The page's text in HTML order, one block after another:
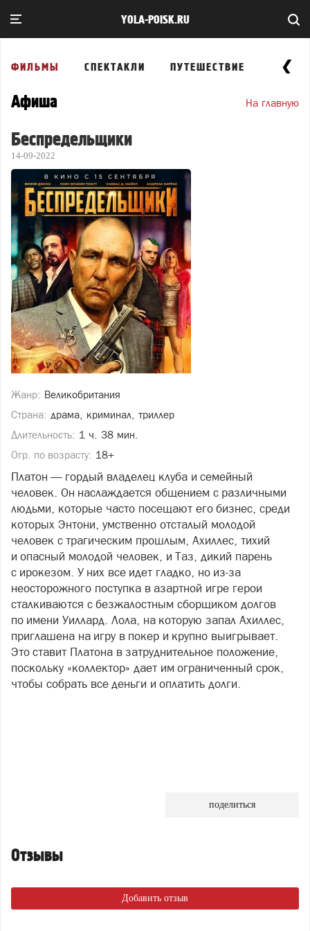
YOLA-POISK.RU
ФИЛЬМЫ СПЕКТАКЛИ ПУТЕШЕСТВИЕ
Афиша На главную
Беспредельщики
14-09-2022
Жанр: Великобритания
Страна: драма, криминал, триллер
Длительность: 1 ч. 38 мин.
Огр. по возрасту: 18+
Платон — гордый владелец клуба и семейный
человек. Он наслаждается общением с различными
людьми, которые часто посещают его бизнес, среди
которых Энтони, умственно отсталый молодой
человек с трагическим прошлым, Ахиллес, тихий
и опасный молодой человек, и Таз, дикий парень
с ирокезом. У них все идет гладко, но из-за
неосторожного поступка в азартной игре герои
сталкиваются с безжалостным сборщиком долгов
по имени Уиллард. Лола, на которую запал Ахиллес,
приглашена на игру в покер и крупно выигрывает.
Это ставит Платона в затруднительное положение,
поскольку «коллектор» дает им ограниченный срок,
чтобы собрать все деньги и оплатить долги.
поделиться
Отзывы
Добавить отзыв